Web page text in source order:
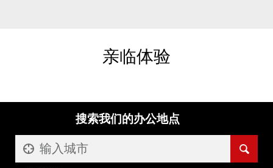
亲临体验
搜索我们的办公地点